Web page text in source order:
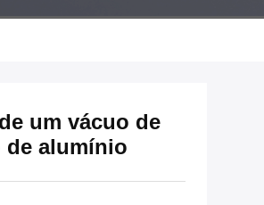
um vácuo de
de alumínio